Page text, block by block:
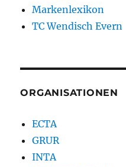
Markenlexikon
TC Wendisch Evern
ORGANISATIONEN
ECTA
GRUR
INTA